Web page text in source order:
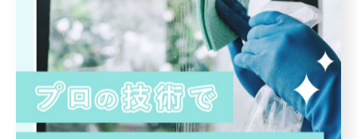
全てのカテゴリー
エアコンクリーニング
水回り
部屋
除菌